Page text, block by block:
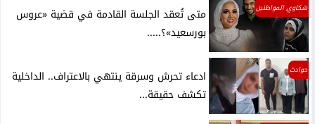
شكاوي المواطنين
متى تُعقد الجلسة القادمة في قضية «عروس
بورسعيد»؟.....
حوادث
ادعاء تحرش وسرقة ينتهي بالاعتراف.. الداخلية
تكشف حقيقة...